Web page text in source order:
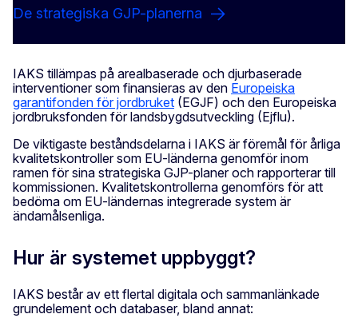
De strategiska GJP-planerna
IAKS tillämpas på arealbaserade och djurbaserade
interventioner som finansieras av den Europeiska
garantifonden för jordbruket (EGJF) och den Europeiska
jordbruksfonden för landsbygdsutveckling (Ejflu).
De viktigaste beståndsdelarna i IAKS är föremål för årliga
kvalitetskontroller som EU-länderna genomför inom
ramen för sina strategiska GJP-planer och rapporterar till
kommissionen. Kvalitetskontrollerna genomförs för att
bedöma om EU-ländernas integrerade system är
ändamålsenliga.
Hur är systemet uppbyggt?
IAKS består av ett flertal digitala och sammanlänkade
grundelement och databaser, bland annat: